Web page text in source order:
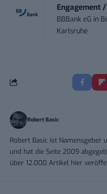
Engagement /
BBBank eG in
Karlsruhe
Robert Basic
Robert Basic ist Namensgeber
und hat die Seite 2009
über 12.000 Artikel hier